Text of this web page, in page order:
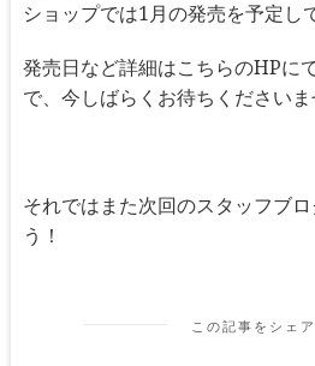
ショップでは1月の発売を予定し
発売日など詳細はこちらのHPに
で、今しばらくお待ちください
それではまた次回のスタッフブ
う！
この記事をシェ